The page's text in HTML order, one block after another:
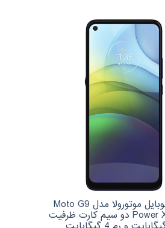
گوشی موبایل موتورولا مدل Moto G9
Power XT2091-3 دو سیم کارت ظرفیت